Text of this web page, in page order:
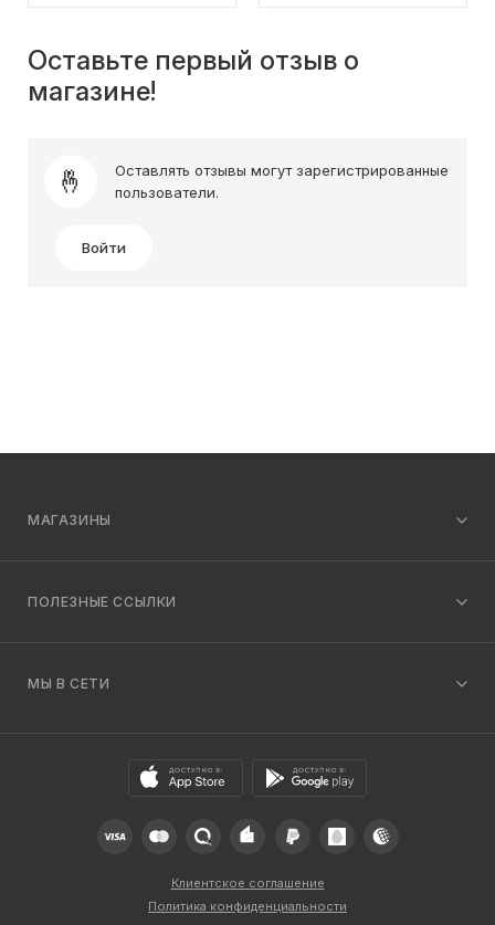
Оставьте первый отзыв о
магазине!
Оставлять отзывы могут зарегистрированные
пользователи.
Войти
МАГАЗИНЫ
ПОЛЕЗНЫЕ ССЫЛКИ
МЫ В СЕТИ
Клиентское соглашение
Политика конфиденциальности